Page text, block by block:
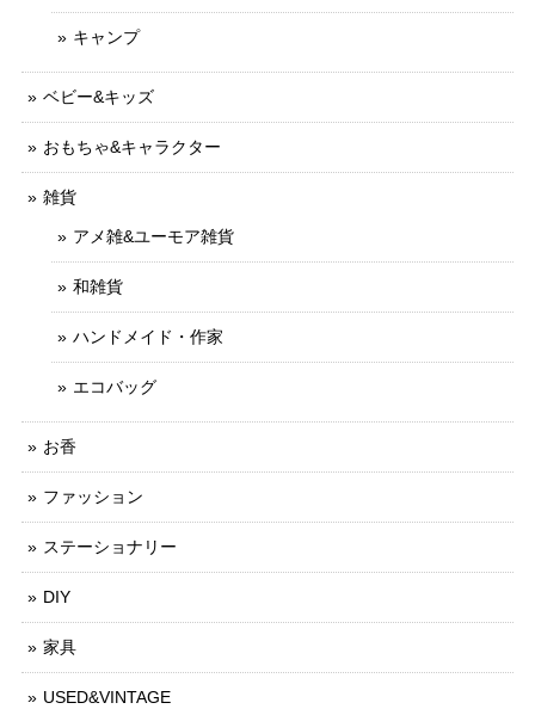
キャンプ
ベビー&キッズ
おもちゃ&キャラクター
雑貨
アメ雑&ユーモア雑貨
和雑貨
ハンドメイド・作家
エコバッグ
お香
ファッション
ステーショナリー
DIY
家具
USED&VINTAGE